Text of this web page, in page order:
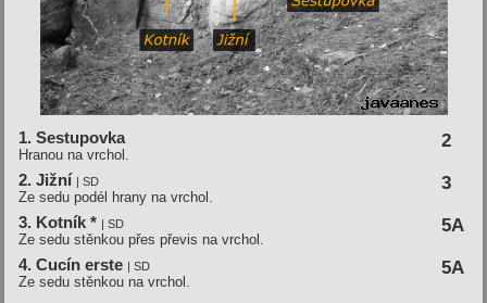
1. Sestupovka 2
Hranou na vrchol.
2. Jižní­ | SD 3
Ze sedu podél hrany na vrchol.
3. Kotní­k * | SD 5A
Ze sedu stěnkou přes převis na vrchol.
4. Cucí­n erste | SD 5A
Ze sedu stěnkou na vrchol.